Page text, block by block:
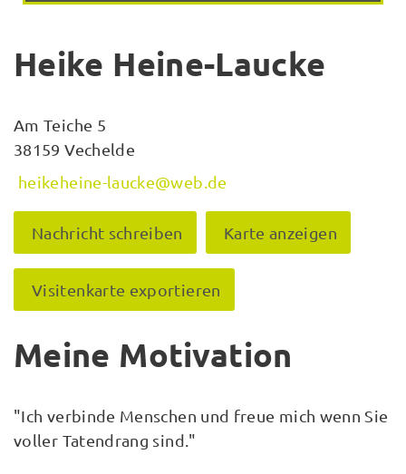
Heike Heine-Laucke
Am Teiche 5
38159 Vechelde
heikeheine-laucke@web.de
Nachricht schreiben Karte anzeigen
Visitenkarte exportieren
Meine Motivation
"Ich verbinde Menschen und freue mich wenn Sie
voller Tatendrang sind."